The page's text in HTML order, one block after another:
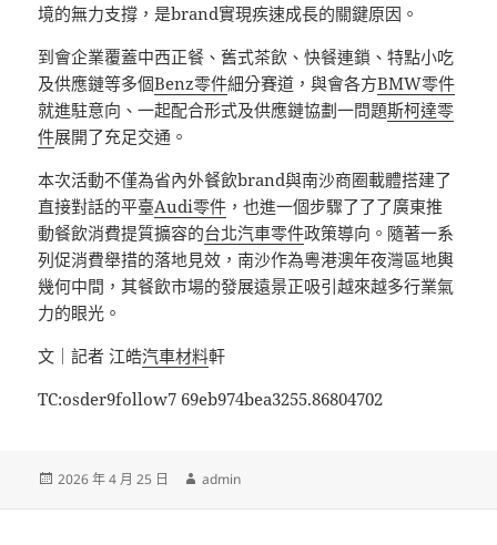
境的無力支撐，是brand實現疾速成長的關鍵原因。
到會企業覆蓋中西正餐、舊式茶飲、快餐連鎖、特點小吃
及供應鏈等多個Benz零件細分賽道，與會各方BMW零件
就進駐意向、一起配合形式及供應鏈協劃一問題斯柯達零
件展開了充足交通。
本次活動不僅為省內外餐飲brand與南沙商圈載體搭建了
直接對話的平臺Audi零件 ，也進一個步驟了了了廣東推
動餐飲消費提質擴容的台北汽車零件政策導向。隨著一系
列促消費舉措的落地見效，南沙作為粵港澳年夜灣區地輿
幾何中間，其餐飲市場的發展遠景正吸引越來越多行業氣
力的眼光。
文｜記者 江皓汽車材料軒
TC:osder9follow7 69eb974bea3255.86804702
發
2026 年 4 月 25 日
作
admin